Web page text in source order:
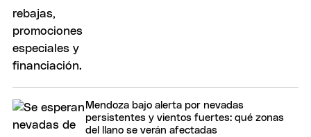
Mendoza bajo alerta por nevadas
persistentes y vientos fuertes: qué zonas
del llano se verán afectadas